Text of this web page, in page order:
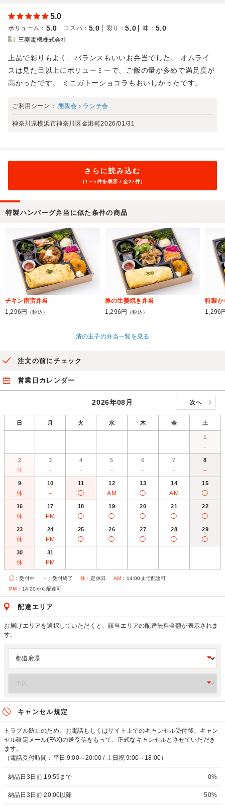
5.0
ボリューム ： 5.0 コスパ ： 5.0 彩り ：5.0 味 ： 5.0
三菱電機株式会社
上品で彩りもよく、バランスもいいお弁当でした。 オムライ
スは見た目以上にボリューミーで、ご飯の量が多めで満足度が
高かったです。 ミニガトーショコラもおいしかったです。
ご利用シーン： 懇親会 › ランチ会
神奈川県横浜市神奈川区金港町2026/01/31
さらに読み込む
（1～5件を表示 / 全27件）
特製ハンバーグ弁当に似た条件の商品
チキン南蛮弁当
1,296円
（税込）
豚の生姜焼き弁当
1,296円
（税込）
特製か
1,296
濱の玉子の弁当一覧を見る
注文の前にチェック
営業日カレンダー
2026年08月 次へ
日 月 火 水 木 金 土
1
－
2
休
3
－
4
－
5
－
6
－
7
－
8
－
9
休
10
－
11
◯
12
AM
13
◯
14
AM
15
◯
16
休
17
PM
18
◯
19
◯
20
◯
21
◯
22
◯
23
休
24
PM
25
◯
26
◯
27
◯
28
◯
29
◯
30
休
31
PM
◯ ：受付中 － ：受付終了 休 ：定休日 AM ：14:00まで配達可
PM ：14:00から配達可
配達エリア
お届けエリアを選択していただくと、該当エリアの配達無料金額が表示されま
す。
キャンセル規定
トラブル防止のため、お電話もしくはサイト上でのキャンセル受付後、キャン
セル確定メール(FAX)の送受信をもって、正式なキャンセルとさせていただき
ます。
（電話受付時間：平日 9:00～20:00 / 土日祝 9:00～18:00）
納品日3日前 19:59まで 0%
納品日3日前 20:00以降 50%